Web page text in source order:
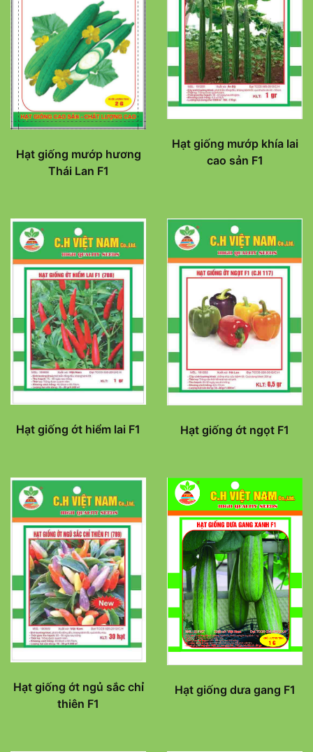
Hạt giống mướp hương
Thái Lan F1
Hạt giống mướp khía lai
cao sản F1
Hạt giống ớt hiểm lai F1 Hạt giống ớt ngọt F1
Hạt giống ớt ngủ sắc chỉ
thiên F1
Hạt giống dưa gang F1